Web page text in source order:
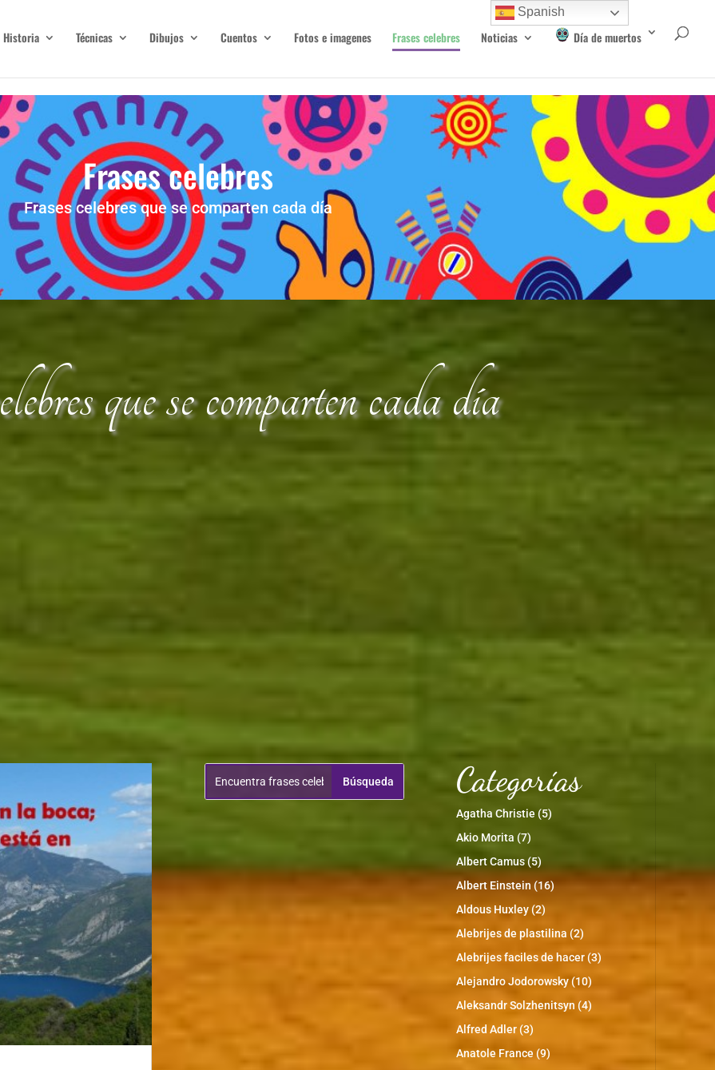
Historia Técnicas Dibujos Cuentos Fotos e imagenes Frases celebres Noticias Día de muertos
Frases celebres
Frases celebres que se comparten cada día
que se comparten cada día
Categorías
Agatha Christie (5)
Akio Morita (7)
Albert Camus(5)
Albert Einstein (16)
Aldous Huxley(2)
Alebrijes de plastilina (2)
Alebrijes faciles de hacer (3)
Alejandro Jodorowsky(10)
Aleksandr Solzhenitsyn (4)
Alfred Adler(3)
Anatole France (9)
Spanish